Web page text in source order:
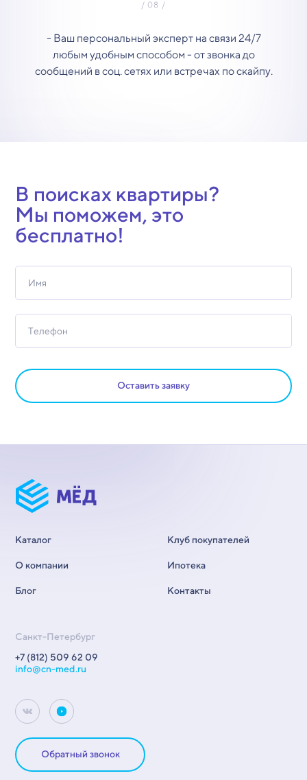
- Ваш персональный эксперт на связи 24/7
любым удобным способом - от звонка до
сообщений в соц. сетях или встречах по скайпу.
В поисках квартиры?
Мы поможем, это
бесплатно!
Оставить заявку
Каталог
О компании
Блог
Клуб покупателей
Ипотека
Контакты
Санкт-Петербург
+7 (812) 509 62 09
info@cn-med.ru
Обратный звонок